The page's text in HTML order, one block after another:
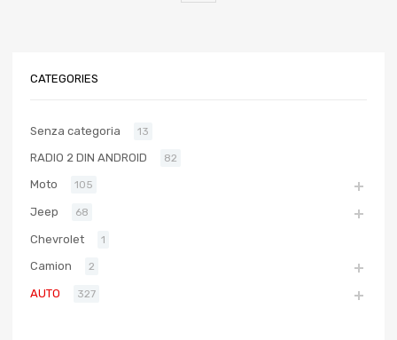
CATEGORIES
Senza categoria 13
RADIO 2 DIN ANDROID 82
Moto 105
Jeep 68
Chevrolet 1
Camion 2
AUTO 327